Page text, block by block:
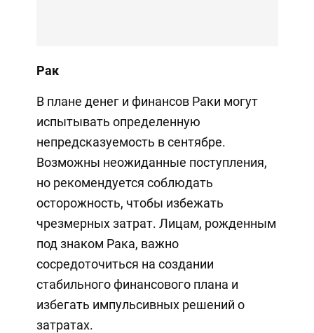
Рак
В плане денег и финансов Раки могут
испытывать определенную
непредсказуемость в сентябре.
Возможны неожиданные поступления,
но рекомендуется соблюдать
осторожность, чтобы избежать
чрезмерных затрат. Лицам, рожденным
под знаком Рака, важно
сосредоточиться на создании
стабильного финансового плана и
избегать импульсивных решений о
затратах.